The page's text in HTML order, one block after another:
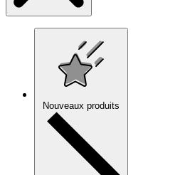
Nouveaux produits